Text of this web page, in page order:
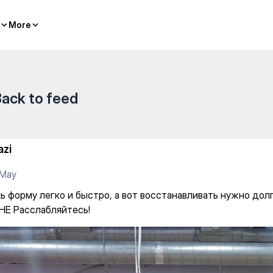
More
Moreа вот восстанавливать
to feed
форму легко и быстро, а вот восстанавливать нужно
Расслабляйтесь!